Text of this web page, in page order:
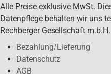
Alle Preise exklusive MwSt.
Datenpflege behalten wir uns
Rechberger Gesellschaft
Bezahlung/Lieferung
Datenschutz
AGB